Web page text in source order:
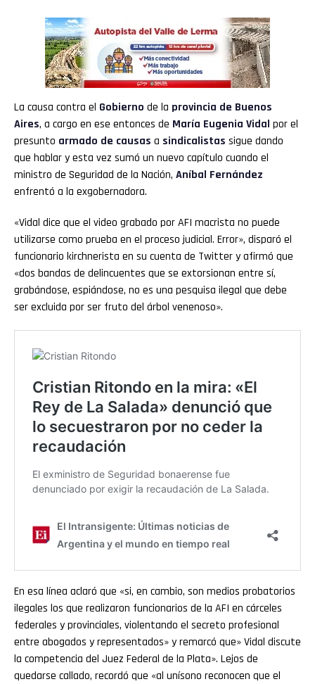
La causa contra el Gobierno de la provincia de Buenos
Aires, a cargo en ese entonces de María Eugenia Vidal por el
presunto armado de causas a sindicalistas sigue dando
que hablar y esta vez sumó un nuevo capítulo cuando el
ministro de Seguridad de la Nación, Aníbal Fernández
enfrentó a la exgobernadora.
«Vidal dice que el video grabado por AFI macrista no puede
utilizarse como prueba en el proceso judicial. Error», disparó el
funcionario kirchnerista en su cuenta de Twitter y afirmó que
«dos bandas de delincuentes que se extorsionan entre sí,
grabándose, espiándose, no es una pesquisa ilegal que debe
ser excluida por ser fruto del árbol venenoso».
En esa línea aclaró que «si, en cambio, son medios probatorios
ilegales los que realizaron funcionarios de la AFI en cárceles
federales y provinciales, violentando el secreto profesional
entre abogados y representados» y remarcó que» Vidal discute
la competencia del Juez Federal de la Plata». Lejos de
quedarse callado, recordó que «al unísono reconocen que el